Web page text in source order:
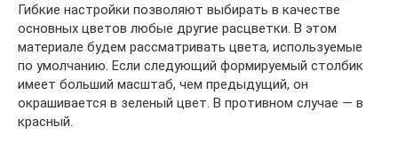
Гибкие настройки позволяют выбирать в качестве
основных цветов любые другие расцветки. В этом
материале будем рассматривать цвета, используемые
по умолчанию. Если следующий формируемый столбик
имеет больший масштаб, чем предыдущий, он
окрашивается в зеленый цвет. В противном случае — в
красный.